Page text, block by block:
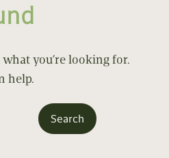
you’re looking for.
help.